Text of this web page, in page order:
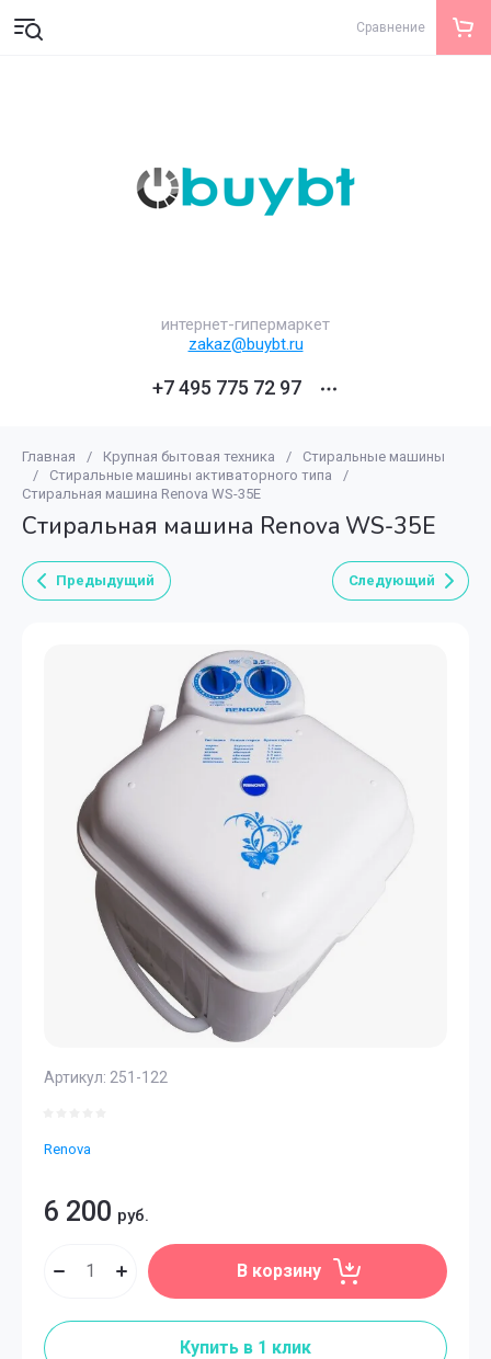
интернет-гипермаркет
zakaz@buybt.ru
+7 495 775 72 97
Сравнение
Главная / Крупная бытовая техника /
Стиральные машины
/
Стиральные машины активаторного типа
/
Стиральная машина Renova WS-35E
Стиральная машина Renova WS-35E
Предыдущий Следующий
Артикул: 251-122
Renova
6 200 руб.
В корзину
Купить в 1 клик